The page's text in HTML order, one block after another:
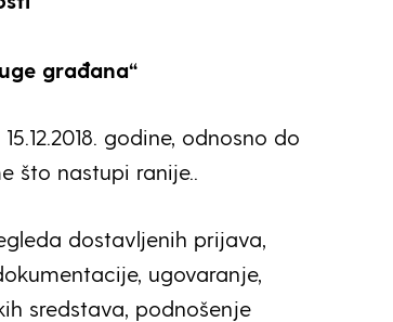
građana“
godine, odnosno do
što nastupi ranije..
dostavljenih prijava,
ugovaranje,
sredstava, podnošenje